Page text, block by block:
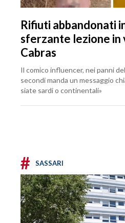
Rifiuti abbandonati
sferzante lezione in
Cabras
Il comico influencer, nei panni
secondi manda un messaggio
siate sardi o continentali»
# SASSARI